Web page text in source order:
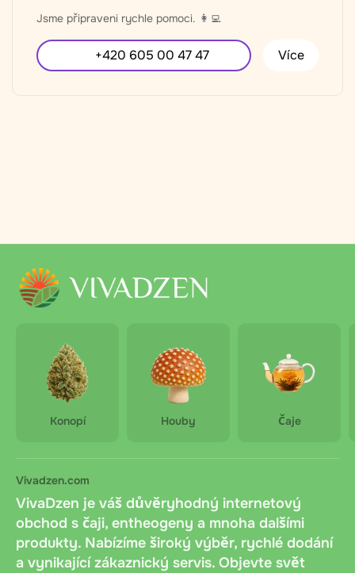
Jsme připraveni rychle pomoci. 👩‍💻
+420 605 00 47 47 Více
Konopí Houby Čaje
Vivadzen.com
VivaDzen je váš důvěryhodný internetový
obchod s čaji, entheogeny a mnoha dalšími
produkty. Nabízíme široký výběr, rychlé dodání
a vynikající zákaznický servis. Objevte svět